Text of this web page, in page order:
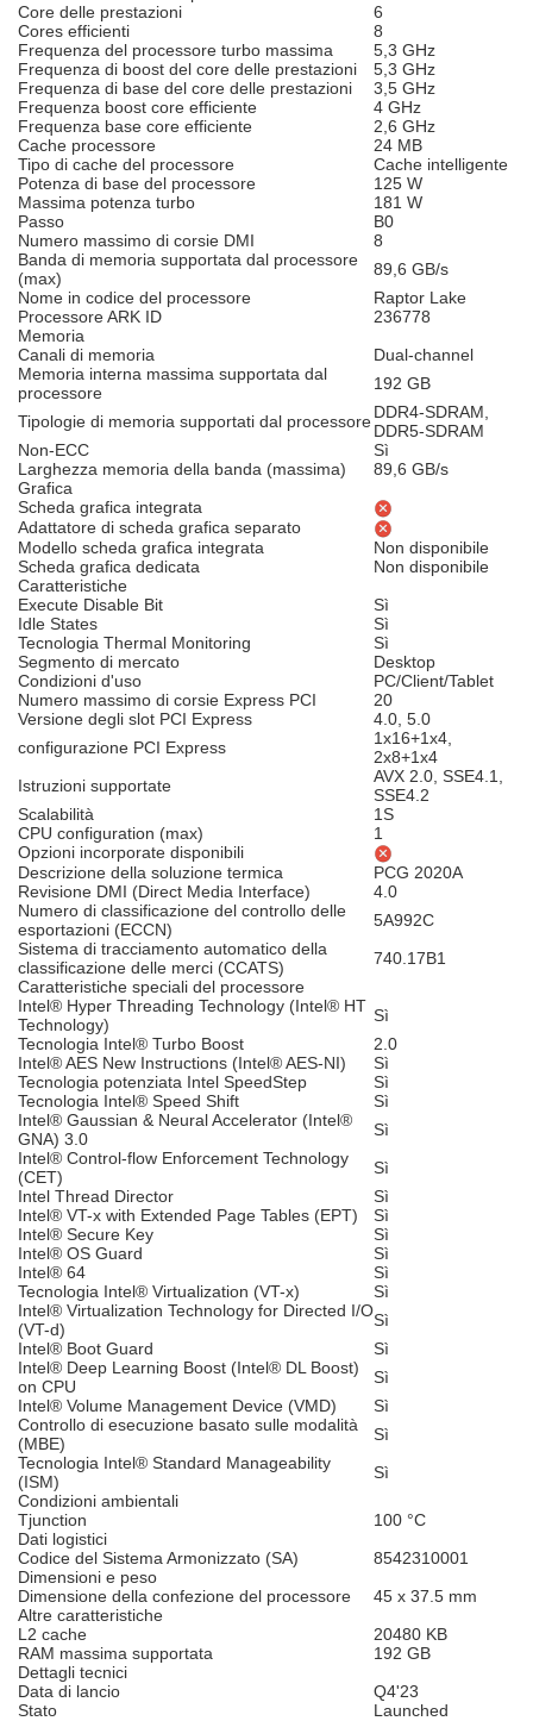
Core delle prestazioni
6
Cores efficienti
8
Frequenza del processore turbo massima
5,3 GHz
Frequenza di boost del core delle prestazioni
5,3 GHz
Frequenza di base del core delle prestazioni
3,5 GHz
Frequenza boost core efficiente
4 GHz
Frequenza base core efficiente
2,6 GHz
Cache processore
24 MB
Tipo di cache del processore
Cache intelligente
Potenza di base del processore
125 W
Massima potenza turbo
181 W
Passo
B0
Numero massimo di corsie DMI
8
Banda di memoria supportata dal processore
(max)
89,6 GB/s
Nome in codice del processore
Raptor Lake
Processore ARK ID
236778
Memoria
Canali di memoria
Dual-channel
Memoria interna massima supportata dal
processore
192 GB
Tipologie di memoria supportati dal processoreDDR4-SDRAM,
DDR5-SDRAM
Non-ECC
Sì
Larghezza memoria della banda (massima)
89,6 GB/s
Grafica
Scheda grafica integrata
Adattatore di scheda grafica separato
Modello scheda grafica integrata
Non disponibile
Scheda grafica dedicata
Non disponibile
Caratteristiche
Execute Disable Bit
Sì
Idle States
Sì
Tecnologia Thermal Monitoring
Sì
Segmento di mercato
Desktop
Condizioni d'uso
PC/Client/Tablet
Numero massimo di corsie Express PCI
20
Versione degli slot PCI Express
4.0, 5.0
configurazione PCI Express
1x16+1x4,
2x8+1x4
Istruzioni supportate
AVX 2.0, SSE4.1,
SSE4.2
Scalabilità
1S
CPU configuration (max)
1
Opzioni incorporate disponibili
Descrizione della soluzione termica
PCG 2020A
Revisione DMI (Direct Media Interface)
4.0
Numero di classificazione del controllo delle
esportazioni (ECCN)
5A992C
Sistema di tracciamento automatico della
classificazione delle merci (CCATS)
740.17B1
Caratteristiche speciali del processore
Intel® Hyper Threading Technology (Intel® HT
Technology)
Sì
Tecnologia Intel® Turbo Boost
2.0
Intel® AES New Instructions (Intel® AES-NI)
Sì
Tecnologia potenziata Intel SpeedStep
Sì
Tecnologia Intel® Speed Shift
Sì
Intel® Gaussian & Neural Accelerator (Intel®
GNA) 3.0
Sì
Intel® Control-flow Enforcement Technology
(CET)
Sì
Intel Thread Director
Sì
Intel® VT-x with Extended Page Tables (EPT)
Sì
Intel® Secure Key
Sì
Intel® OS Guard
Sì
Intel® 64
Sì
Tecnologia Intel® Virtualization (VT-x)
Sì
Intel® Virtualization Technology for Directed I/O
(VT-d)
Sì
Intel® Boot Guard
Sì
Intel® Deep Learning Boost (Intel® DL Boost)
on CPU
Sì
Intel® Volume Management Device (VMD)
Sì
Controllo di esecuzione basato sulle modalità
(MBE)
Sì
Tecnologia Intel® Standard Manageability
(ISM)
Sì
Condizioni ambientali
Tjunction
100 °C
Dati logistici
Codice del Sistema Armonizzato (SA)
8542310001
Dimensioni e peso
Dimensione della confezione del processore
45 x 37.5 mm
Altre caratteristiche
L2 cache
20480 KB
RAM massima supportata
192 GB
Dettagli tecnici
Data di lancio
Q4'23
Stato
Launched